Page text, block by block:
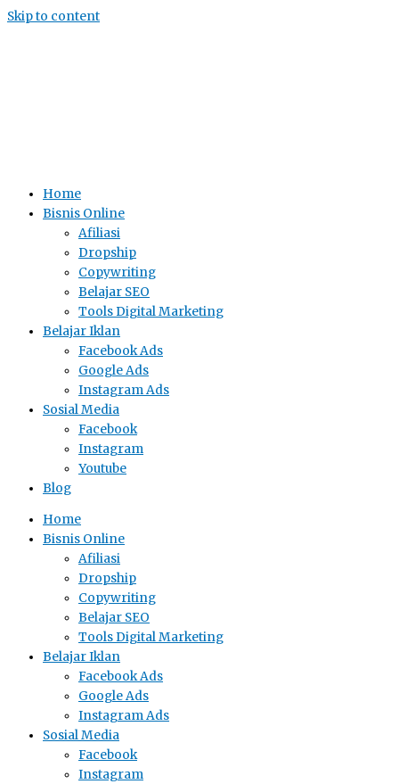
Skip to content
Home
Bisnis Online
Afiliasi
Dropship
Copywriting
Belajar SEO
Tools Digital Marketing
Belajar Iklan
Facebook Ads
Google Ads
Instagram Ads
Sosial Media
Facebook
Instagram
Youtube
Blog
Home
Bisnis Online
Afiliasi
Dropship
Copywriting
Belajar SEO
Tools Digital Marketing
Belajar Iklan
Facebook Ads
Google Ads
Instagram Ads
Sosial Media
Facebook
Instagram